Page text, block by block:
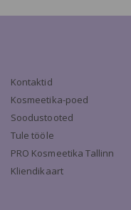
Kontaktid
Kosmeetika-poed
Soodustooted
Tule tööle
PRO Kosmeetika Tallinn
Kliendikaart